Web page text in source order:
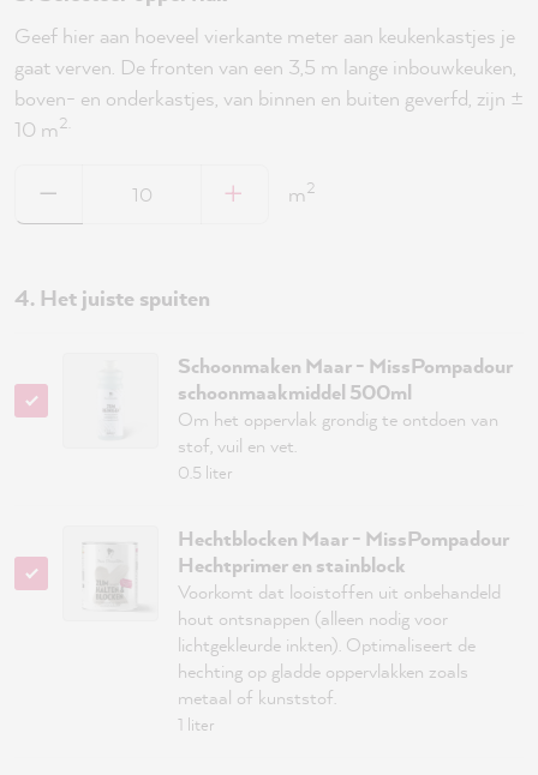
Geef hier aan hoeveel vierkante meter aan keukenkastjes je
gaat verven. De fronten van een 3,5 m lange inbouwkeuken,
boven- en onderkastjes, van binnen en buiten geverfd, zijn ±
10 m2.
m2
4. Het juiste spuiten
Schoonmaken Maar - MissPompadour
schoonmaakmiddel 500ml
Om het oppervlak grondig te ontdoen van
stof, vuil en vet.
0.5 liter
Hechtblocken Maar - MissPompadour
Hechtprimer en stainblock
Voorkomt dat looistoffen uit onbehandeld
hout ontsnappen (alleen nodig voor
lichtgekleurde inkten). Optimaliseert de
hechting op gladde oppervlakken zoals
metaal of kunststof.
1 liter